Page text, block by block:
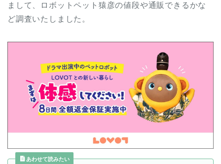
まして、ロボットペット猿彦の値段や通販できるかな
ど調査いたしました。
あわせて読みたい